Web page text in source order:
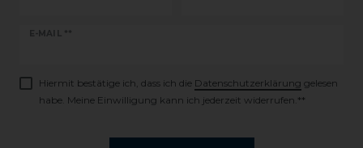
E-MAIL **
Newsletter
Hiermit bestätige ich, dass ich die Daten­schutz­erklärung gelesen
habe. Meine Einwilligung kann ich jederzeit widerrufen.**